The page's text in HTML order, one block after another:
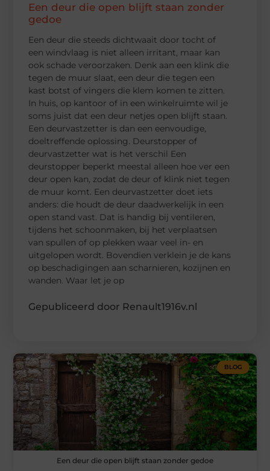
Een deur die open blijft staan zonder
gedoe
Een deur die steeds dichtwaait door tocht of
een windvlaag is niet alleen irritant, maar kan
ook schade veroorzaken. Denk aan een klink die
tegen de muur slaat, een deur die tegen een
kast botst of vingers die klem komen te zitten.
In huis, op kantoor of in een winkelruimte wil je
soms juist dat een deur netjes open blijft staan.
Een deurvastzetter is dan een eenvoudige,
doeltreffende oplossing. Deurstopper of
deurvastzetter wat is het verschil Een
deurstopper beperkt meestal alleen hoe ver een
deur open kan, zodat de deur of klink niet tegen
de muur komt. Een deurvastzetter doet iets
anders: die houdt de deur daadwerkelijk in een
open stand vast. Dat is handig bij ventileren,
tijdens het schoonmaken, bij het verplaatsen
van spullen of op plekken waar veel in- en
uitgelopen wordt. Bovendien verklein je de kans
op beschadigingen aan scharnieren, kozijnen en
wanden. Waar let je op
Gepubliceerd door Renault1916v.nl
BLOG
Een deur die open blijft staan zonder gedoe